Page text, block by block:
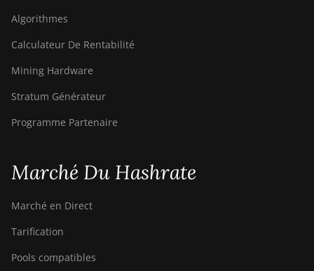
Algorithmes
Calculateur De Rentabilité
Mining Hardware
Stratum Générateur
Programme Partenaire
Marché Du Hashrate
Marché en Direct
Tarification
Pools compatibles